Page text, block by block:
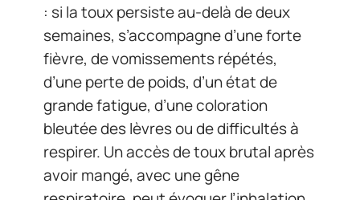
: si la toux persiste au-delà de deux
semaines, s’accompagne d’une forte
fièvre, de vomissements répétés,
d’une perte de poids, d’un état de
grande fatigue, d’une coloration
bleutée des lèvres ou de difficultés à
respirer. Un accès de toux brutal après
avoir mangé, avec une gêne